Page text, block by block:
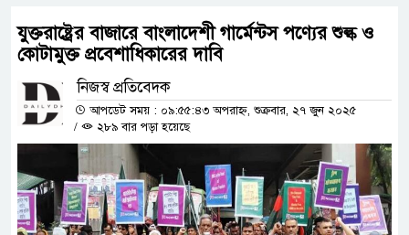
যুক্তরাষ্ট্রের বাজারে বাংলাদেশী গার্মেন্টস পণ্যের শুল্ক ও
কোটামুক্ত প্রবেশাধিকারের দাবি
নিজস্ব প্রতিবেদক
আপডেট সময় : ০৯:৫৫:৪৩ অপরাহ্ন, শুক্রবার, ২৭ জুন ২০২৫
/
২৮৯ বার পড়া হয়েছে